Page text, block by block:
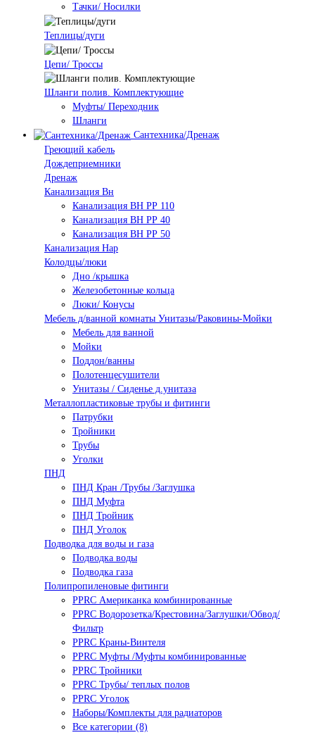
Тачки/ Носилки
Теплицы/дуги
Цепи/ Троссы
Шланги полив. Комплектующие
Муфты/ Переходник
Шланги
Сантехника/Дренаж
Греющий кабель
Дождеприемники
Дренаж
Канализация Вн
Канализация ВН РР 110
Канализация ВН РР 40
Канализация ВН РР 50
Канализация Нар
Колодцы/люки
Дно /крышка
Железобетонные кольца
Люки/ Конусы
Мебель д/ванной комнаты Унитазы/Раковины-Мойки
Мебель для ванной
Мойки
Поддон/ванны
Полотенцесушители
Унитазы / Сиденье д.унитаза
Металлопластиковые трубы и фитинги
Патрубки
Тройники
Трубы
Уголки
ПНД
ПНД Кран /Трубы /Заглушка
ПНД Муфта
ПНД Тройник
ПНД Уголок
Подводка для воды и газа
Подводка воды
Подводка газа
Полипропиленовые фитинги
PPRC Американка комбинированные
PPRC Водорозетка/Крестовина/Заглушки/Обвод/
Фильтр
PPRC Краны-Винтеля
PPRC Муфты /Муфты комбинированные
PPRC Тройники
PPRC Трубы/ теплых полов
PPRC Уголок
Наборы/Комплекты для радиаторов
Все категории (8)